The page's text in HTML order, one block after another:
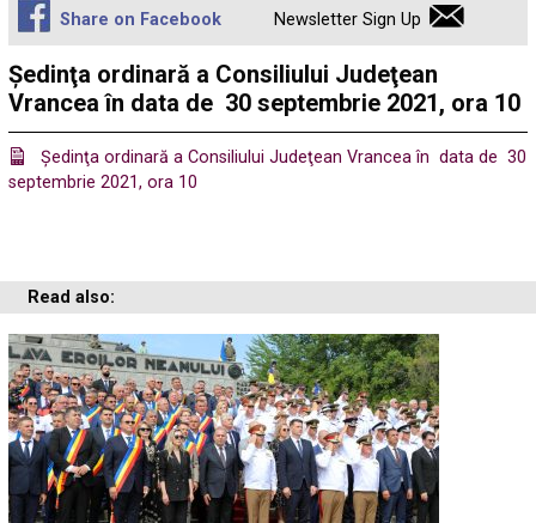
Share on Facebook
Newsletter Sign Up
Ședinţa ordinară a Consiliului Judeţean
Vrancea în data de 30 septembrie 2021, ora 10
Ședinţa ordinară a Consiliului Judeţean Vrancea în data de 30
septembrie 2021, ora 10
Read also: